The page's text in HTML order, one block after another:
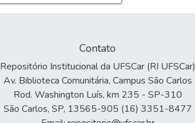
Contato
Repositório Institucional da UFSCar (RI UFSCar)
Av. Biblioteca Comunitária, Campus São Carlos
Rod. Washington Luís, km 235 - SP-310
São Carlos, SP, 13565-905 (16) 3351-8477